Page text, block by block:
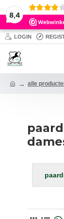
8,4
LOGIN
alle